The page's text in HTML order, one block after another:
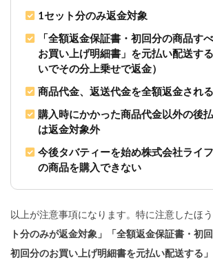
1セット分のみ返金対象
「全額返金保証書・初回分の商品す
お買い上げ明細書」を元払い配送す
いでその分上乗せで返金）
商品代金、返送代金を全額返金される
購入時にかかった商品代金以外の後
は返金対象外
今後タバティーを始め株式会社ライ
の商品を購入できない
以上が注意事項になります。特に注意したほ
ト分のみが返金対象」「全額返金保証書・初
初回分のお買い上げ明細書を元払い配送する」